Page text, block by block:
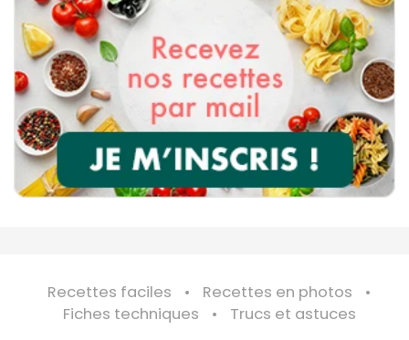
Recettes faciles
Recettes en photos
Fiches techniques
Trucs et astuces